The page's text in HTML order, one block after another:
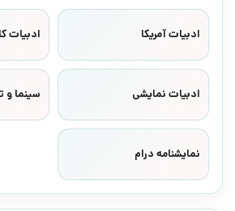
ادبیات آمریکا ادبیات
ادبیات نمایشی سینما و
نمایشنامه درام